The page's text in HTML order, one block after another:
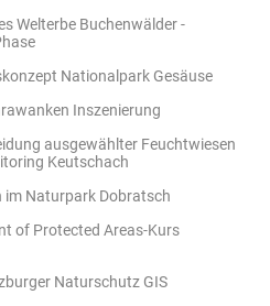
Welterbe Buchenwälder -
Nationalpark Gesäuse
Inszenierung
ausgewählter Feuchtwiesen
Keutschach
im Naturpark Dobratsch
of Protected Areas-Kurs
Naturschutz GIS